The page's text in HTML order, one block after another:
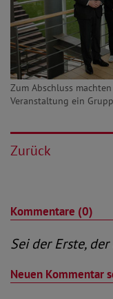
Zum Abschluss
Veranstaltung ein
Zurück
Kommentare (0)
Sei der Erste,
Neuen Kommentar